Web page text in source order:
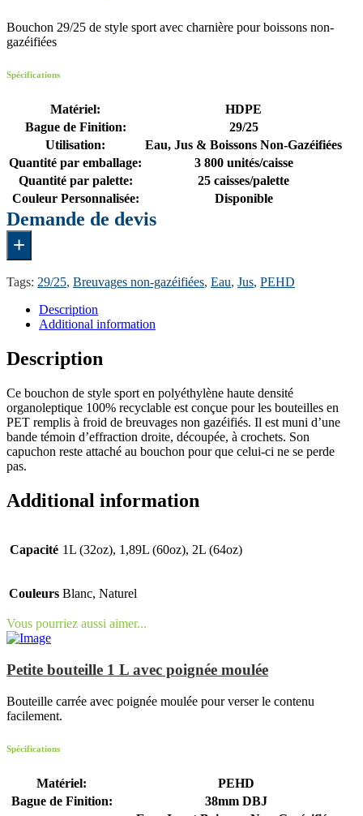
Bouchon 29/25 de style sport avec charnière pour boissons non-
gazéifiées
Spécifications
Matériel:
HDPE
Bague de Finition:
29/25
Utilisation:
Eau, Jus & Boissons Non-Gazéifiées
Quantité par emballage:
3 800 unités/caisse
Quantité par palette:
25 caisses/palette
Couleur Personnalisée:
Disponible
Demande de devis
+
Tags: 29/25, Breuvages non-gazéifiées, Eau, Jus, PEHD
Description
Additional information
Description
Ce bouchon de style sport en polyéthylène haute densité
organoleptique 100% recyclable est conçue pour les bouteilles en
PET remplis à froid de breuvages non gazéifiés. Il est muni d’une
bande témoin d’effraction droite, découpée, à crochets. Son
capuchon reste attaché au bouchon pour que celui-ci ne se perde
pas.
Additional information
Capacité 1L (32oz), 1,89L (60oz), 2L (64oz)
Couleurs Blanc, Naturel
Vous pourriez aussi aimer...
Petite bouteille 1 L avec poignée moulée
Bouteille carrée avec poignée moulée pour verser le contenu
facilement.
Spécifications
Matériel:
PEHD
Bague de Finition:
38mm DBJ